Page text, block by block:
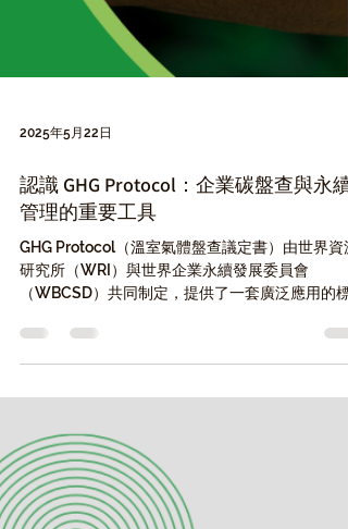
2025年5月22日
認識 GHG Protocol：企業碳盤查與永續
管理的重要工具
（WBCSD）共同制定，提供了一套廣泛應用的標
化框架，協助組織衡量與管理其溫室氣體排放。本
文將深入探討 GHG Protocol 的核心內容、應用範
及其對企業組織的重要價值。